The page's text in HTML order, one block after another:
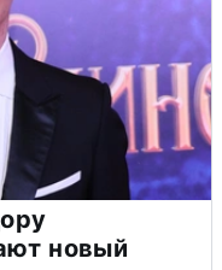
новый